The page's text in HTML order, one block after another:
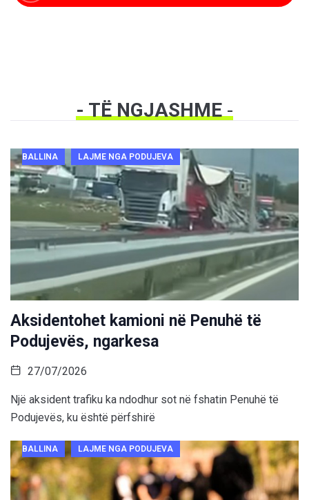
- TË NGJASHME-
BALLINA LAJME NGA PODUJEVA
Aksidentohet kamioni në Penuhë të
Podujevës, ngarkesa
27/07/2026
Një aksident trafiku ka ndodhur sot në fshatin Penuhë të
Podujevës, ku është përfshirë
BALLINA LAJME NGA PODUJEVA